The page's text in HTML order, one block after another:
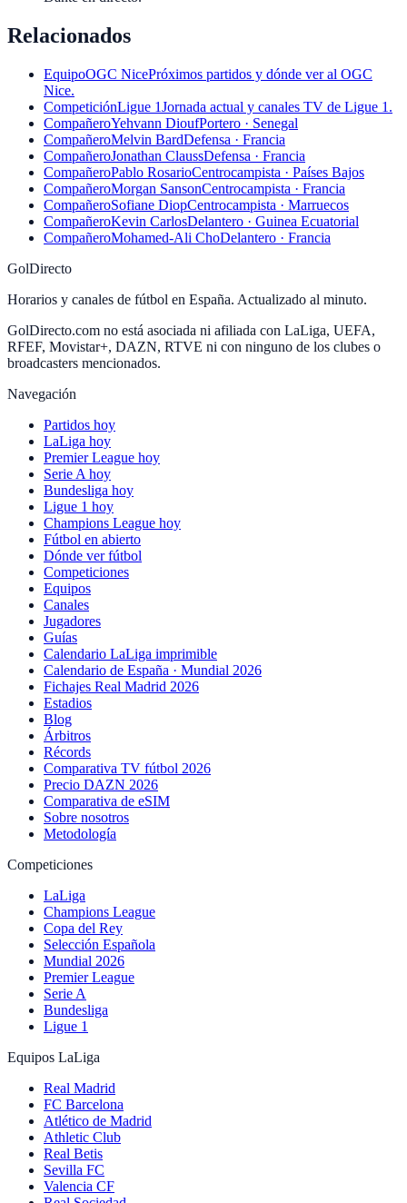
Relacionados
EquipoOGC NicePróximos partidos y dónde ver al OGC
Nice.
CompeticiónLigue 1Jornada actual y canales TV de Ligue 1.
CompañeroYehvann DioufPortero · Senegal
CompañeroMelvin BardDefensa · Francia
CompañeroJonathan ClaussDefensa · Francia
CompañeroPablo RosarioCentrocampista · Países Bajos
CompañeroMorgan SansonCentrocampista · Francia
CompañeroSofiane DiopCentrocampista · Marruecos
CompañeroKevin CarlosDelantero · Guinea Ecuatorial
CompañeroMohamed-Ali ChoDelantero · Francia
GolDirecto
Horarios y canales de fútbol en España. Actualizado al minuto.
GolDirecto.com no está asociada ni afiliada con LaLiga, UEFA,
RFEF, Movistar+, DAZN, RTVE ni con ninguno de los clubes o
broadcasters mencionados.
Navegación
Partidos hoy
LaLiga hoy
Premier League hoy
Serie A hoy
Bundesliga hoy
Ligue 1 hoy
Champions League hoy
Fútbol en abierto
Dónde ver fútbol
Competiciones
Equipos
Canales
Jugadores
Guías
Calendario LaLiga imprimible
Calendario de España · Mundial 2026
Fichajes Real Madrid 2026
Estadios
Blog
Árbitros
Récords
Comparativa TV fútbol 2026
Precio DAZN 2026
Comparativa de eSIM
Sobre nosotros
Metodología
Competiciones
LaLiga
Champions League
Copa del Rey
Selección Española
Mundial 2026
Premier League
Serie A
Bundesliga
Ligue 1
Equipos LaLiga
Real Madrid
FC Barcelona
Atlético de Madrid
Athletic Club
Real Betis
Sevilla FC
Valencia CF